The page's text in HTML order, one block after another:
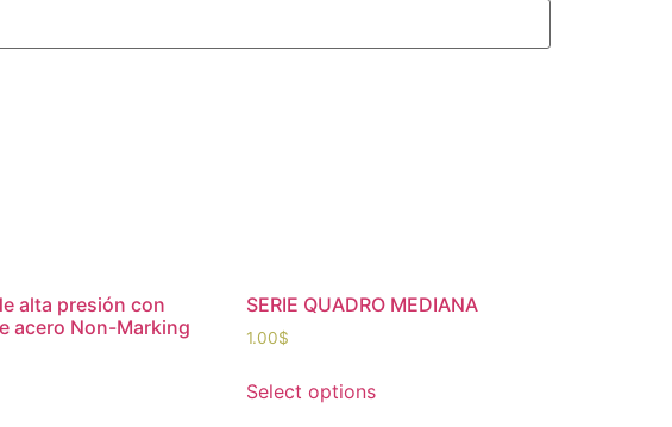
alta presión con
acero Non-Marking
SERIE QUADRO MEDIANA
1.00$
Select options